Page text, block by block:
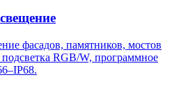
фасадов, памятников, мостов
RGB/W, программное